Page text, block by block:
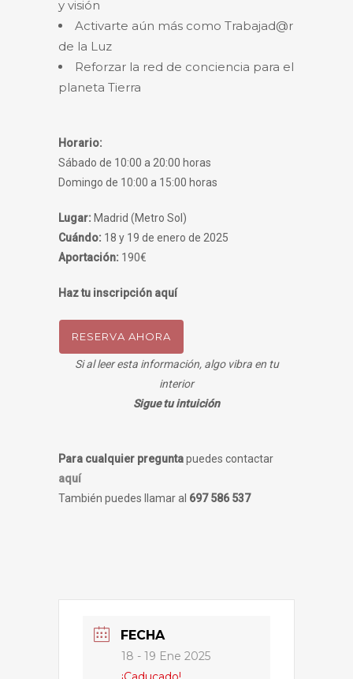
y visión
Activarte aún más como Trabajad@r
de la Luz
Reforzar la red de conciencia para el
planeta Tierra
Horario:
Sábado de 10:00 a 20:00 horas
Domingo de 10:00 a 15:00 horas
Lugar: Madrid (Metro Sol)
Cuándo: 18 y 19 de enero de 2025
Aportación: 190€
Haz tu inscripción aquí
RESERVA AHORA
Si al leer esta información, algo vibra en tu
interior
Sigue tu intuición
Para cualquier preguntapuedes contactar
aquí
También puedes llamar al 697 586 537
FECHA
18 - 19 Ene 2025